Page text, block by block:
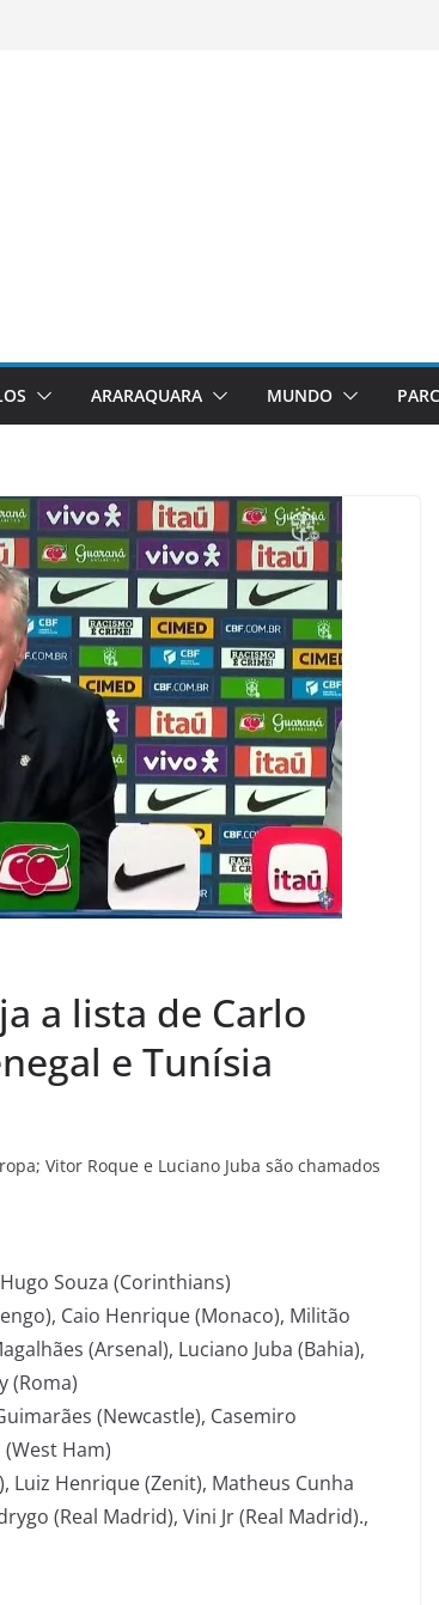
ARARAQUARA MUNDO
a lista de Carlo
e Tunísia
Vitor Roque e Luciano Juba são chamados
Souza (Corinthians)
Caio Henrique (Monaco), Militão
(Arsenal), Luciano Juba (Bahia),
(Roma)
(Newcastle), Casemiro
Ham)
Luiz Henrique (Zenit), Matheus Cunha
(Real Madrid), Vini Jr (Real Madrid).,